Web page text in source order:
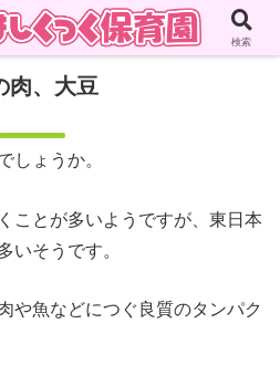
肉、大豆
しょうか。
ことが多いようですが、東日本
いそうです。
や魚などにつぐ良質のタンパク
検索